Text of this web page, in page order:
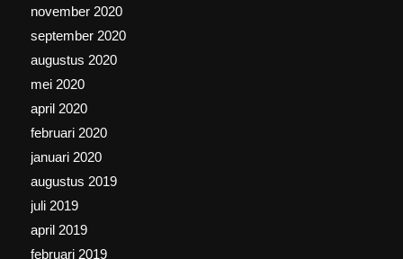
november 2020
september 2020
augustus 2020
mei 2020
april 2020
februari 2020
januari 2020
augustus 2019
juli 2019
april 2019
februari 2019